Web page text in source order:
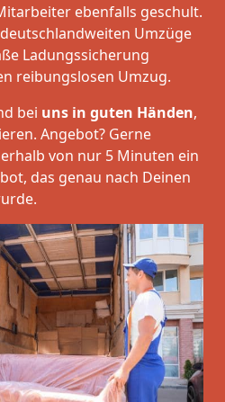
ebenfalls geschult.
Umzüge
Ladungssicherung
reibungslosen Umzug.
bei uns in guten Händen,
Angebot? Gerne
von nur 5 Minuten ein
das genau nach Deinen